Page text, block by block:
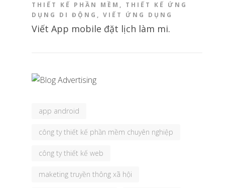
THIẾT KẾ PHẦN MỀM , THIẾT KẾ ỨNG
DỤNG DI ĐỘNG , VIẾT ỨNG DỤNG
Viết App mobile đặt lịch làm mi.
app android
công ty thiết kế phần mềm chuyên nghiệp
công ty thiết kế web
maketing truyền thông xã hội